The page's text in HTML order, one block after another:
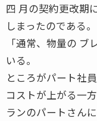
四 月の契約更改期
しまったのである。
「通常、物量の
いる。
ところがパート社
コストが上がる一
ランのパートさん